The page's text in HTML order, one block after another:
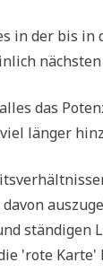
in der bis
das
län­ger
stän­di­gen
'rote